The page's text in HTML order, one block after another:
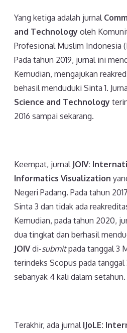
Yang ketiga adalah jurnal
and Technology oleh
Profesional Muslim Indonesia
Pada tahun 2019, jurnal ini
Kemudian, mengajukan
behasil menduduki Sinta 1.
Science and Technology
2016 sampai sekarang.
Keempat, jurnal JOIV:
Informatics Visualization
Negeri Padang. Pada tahun
Sinta 3 dan tidak ada
Kemudian, pada tahun 2020,
dua tingkat dan berhasil
JOIVdi-submitpada tanggal 3
terindeks Scopus pada
sebanyak 4 kali dalam setahun.
Terakhir, ada jurnal IJoLE: